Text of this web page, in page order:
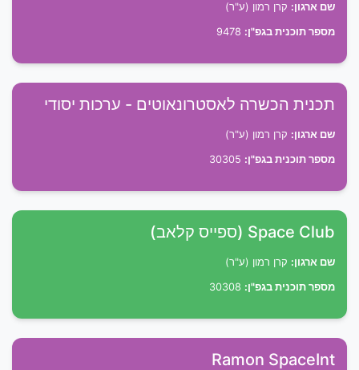
שם ארגון: קרן רמון (ע"ר)
מספר תוכנית בגפ"ן:
תכנית הכשרה לאסטרונאוטים - ערכות יסודי
שם ארגון: קרן רמון (ע"ר)
מספר תוכנית בגפ"ן:
Space Club (ספייס קלאב)
שם ארגון: קרן רמון (ע"ר)
מספר תוכנית בגפ"ן:
Ramon SpaceInt